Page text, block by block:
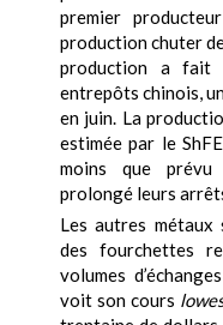
premier
production chuter
production a fait
entrepôts chinois,
en juin. La
estimée par le
moins que
prolongé leurs
Les autres
des fourchettes
volumes
voit son cours